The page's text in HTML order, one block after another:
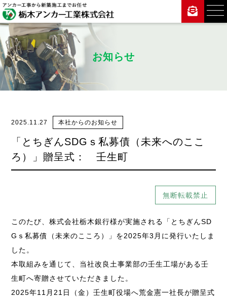
お知らせ
2025.11.27 本社からのお知らせ
「とちぎんSDGｓ私募債（未来へのここ
ろ）」贈呈式： 壬生町
無断転載禁止
このたび、株式会社栃木銀行様が実施される「とちぎんSD
Gｓ私募債（未来のこころ）」を2025年3月に発行いたしま
した。
本取組みを通じて、当社改良土事業部の壬生工場がある壬
生町へ寄贈させていただきました。
2025年11月21日（金）壬生町役場へ荒金憲一社長が贈呈式